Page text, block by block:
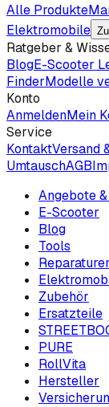
Alle Produkte
Elektromobile
Ratgeber &
BlogE-Scooter
FinderModelle
Konto
AnmeldenMein
Service
KontaktVersand
UmtauschAGB
Angebote
E-Scooter
Blog
Tools
Zubehör
Ersatzteile
PURE
RollVita
Hersteller